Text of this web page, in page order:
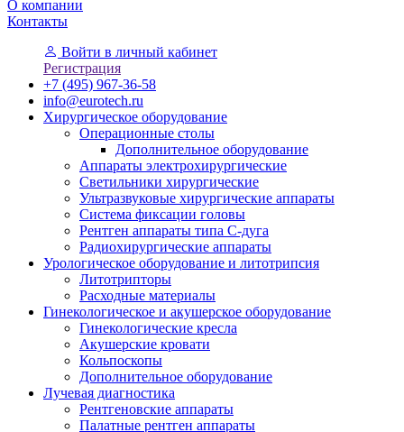
О компании
Контакты
Войти в личный кабинет
Регистрация
+7 (495) 967-36-58
info@eurotech.ru
Хирургическое оборудование
Операционные столы
Дополнительное оборудование
Аппараты электрохирургические
Светильники хирургические
Ультразвуковые хирургические аппараты
Система фиксации головы
Рентген аппараты типа С-дуга
Радиохирургические аппараты
Урологическое оборудование и литотрипсия
Литотрипторы
Расходные материалы
Гинекологическое и акушерское оборудование
Гинекологические кресла
Акушерские кровати
Кольпоскопы
Дополнительное оборудование
Лучевая диагностика
Рентгеновские аппараты
Палатные рентген аппараты